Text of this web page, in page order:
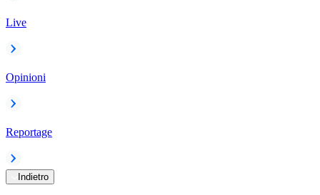
Live
Opinioni
Reportage
Indietro